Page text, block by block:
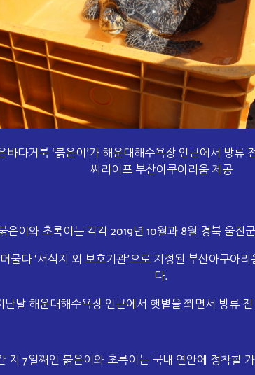
바다거북 ‘붉은이’가 해운대해수욕장 인근에서 방류
씨라이프 부산아쿠아리움 제공
은이와 초록이는 각각 2019년 10월과 8월 경북 울진
물다 ‘서식지 외 보호기관’으로 지정된 부산아쿠아
다.
난달 해운대해수욕장 인근에서 햇볕을 쬐면서 방류
지 7일째인 붉은이와 초록이는 국내 연안에 정착할